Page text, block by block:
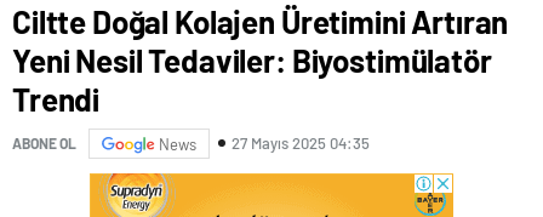
Ciltte Doğal Kolajen Üretimini Artıran
Yeni Nesil Tedaviler: Biyostimülatör
Trendi
ABONE OL News 27 Mayıs 2025 04:35